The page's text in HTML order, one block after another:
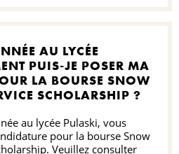
AU LYCÉE
PUIS-JE POSER MA
LA BOURSE SNOW
SCHOLARSHIP ?
au lycée Pulaski, vous
pour la bourse Snow
Veuillez consulter